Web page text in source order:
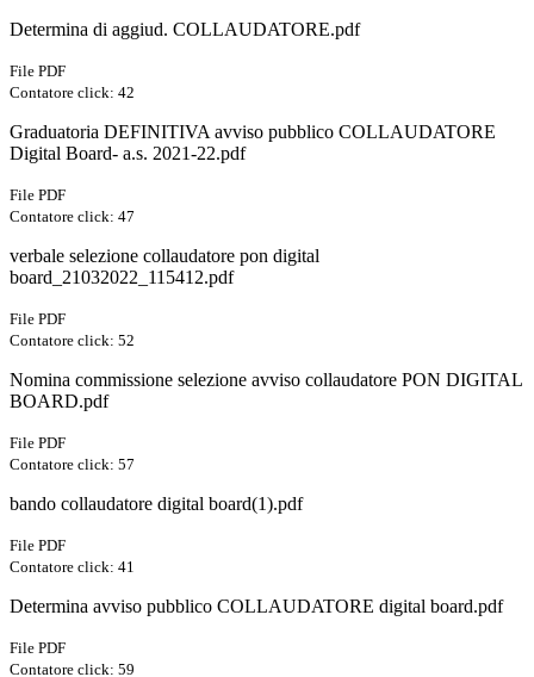
Determina di aggiud. COLLAUDATORE.pdf
File PDF
Contatore click: 42
Graduatoria DEFINITIVA avviso pubblico COLLAUDATORE
Digital Board- a.s. 2021-22.pdf
File PDF
Contatore click: 47
verbale selezione collaudatore pon digital
board_21032022_115412.pdf
File PDF
Contatore click: 52
Nomina commissione selezione avviso collaudatore PON DIGITAL
BOARD.pdf
File PDF
Contatore click: 57
bando collaudatore digital board(1).pdf
File PDF
Contatore click: 41
Determina avviso pubblico COLLAUDATORE digital board.pdf
File PDF
Contatore click: 59